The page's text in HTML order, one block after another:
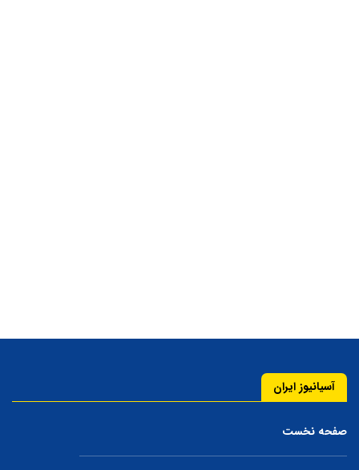
آسیانیوز ایران
صفحه نخست